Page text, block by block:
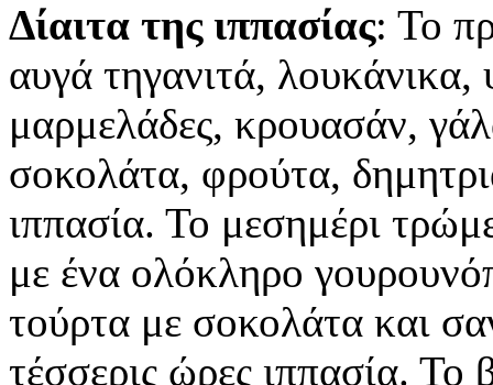
Δίαιτα της ιππασίας: Το
αυγά τηγανιτά,
μαρμελάδες, κρουασάν,
σοκολάτα, φρούτα,
ιππασία. Το μεσημέρι
με ένα ολόκληρο
τούρτα με σοκολάτα και
τέσσερις ώρες ιππασία.